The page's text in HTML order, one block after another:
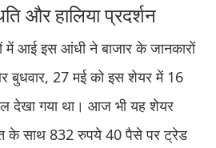
और हालिया प्रदर्शन
में आई इस आंधी ने बाजार के जानकारों
बुधवार, 27 मई को इस शेयर में 16
देखा गया था। आज भी यह शेयर
के साथ 832 रुपये 40 पैसे पर ट्रेड